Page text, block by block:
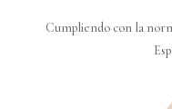
Cumpliendo con la